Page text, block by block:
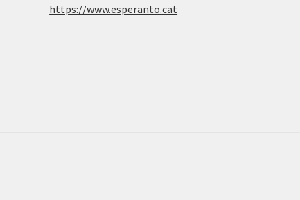
https://www.esperanto.cat